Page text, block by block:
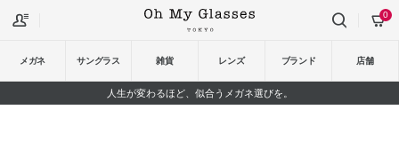
メガネ サングラス 雑貨 レンズ ブランド 店舗
0
人生が変わるほど、似合うメガネ選びを。